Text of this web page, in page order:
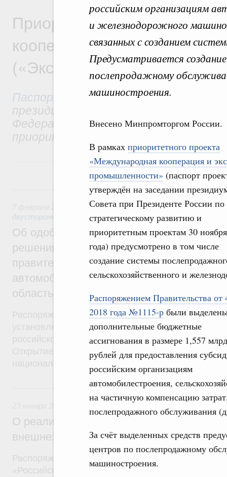
российским организациям
и железнодорожного
связанных с созданием
Предусматривается
послепродажному
машиностроения.
Внесено Минпромторгом России.
В рамках приоритетного проекта
«Международная кооперация и
промышленности» (паспорт
утверждён на заседании
Совета при Президенте России по
стратегическому развитию и
приоритетным проектам 30
года) предусмотрено в том числе
создание системы
сельскохозяйственного и
Распоряжением Правительства
2018 года №1115-р были
дополнительные бюджетные
ассигнования в размере 1,557 млрд
рублей для предоставления
российским организациям
автомобилестроения,
на частичную компенсацию
послепродажного обслуживания
За счёт выделенных средств
центров по послепродажному
машиностроения.
Приоритетный проект
кооперация и экспорт в
(«Экспорт в
Паспорт приоритетного проекта
президиумом Совета при
Федерации по стратегическому
приоритетным проектам.
7 февраля 2019, четверг
Экономические отношения с
двусторонней основе
Об одобрении Правительством
решения о заключении Соглашения
правительствами России и Китая об
автомобильного пункта пропуска Кани-
область) – Хэйхэ (КНР)
Распоряжение от 7 февраля 2019 года №155-р.
установление автомобильного пункта пропуска
российско-китайской государственной границе в
Открытие этого пункта пропуска предусмотрено
национального проекта «Международная
23 января 2019, среда
О реализации механизма «одного окна»
внешнеэкономической деятельности
«Российский экспортный центр» (АО «РЭЦ»)